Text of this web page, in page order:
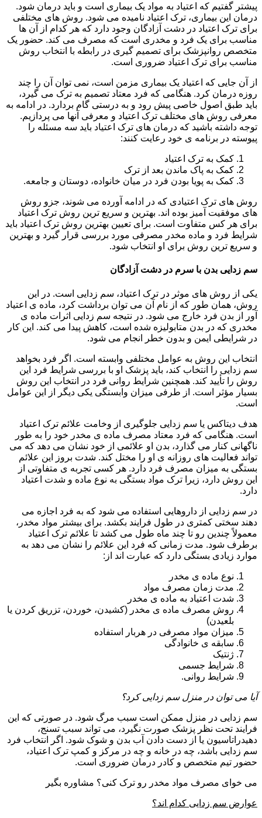
پیشتر گفتیم که اعتیاد به مواد یک بیماری است و باید درمان شود.
درمان این بیماری، ترک اعتیاد نامیده می شود. روش های مختلفی
برای ترک اعتیاد در دشت آزادگان وجود دارد که هر کدام از آن ها
مناسب برای یک فرد و مخدری است که مصرف می کند. حضور یک
متخصص روانپزشک برای تصمیم گیری در رابطه با انتخاب روش
مناسب برای ترک اعتیاد ضروری است.
از آن جایی که اعتیاد یک بیماری مزمن است، نمی توان آن را چند
روزه درمان کرد. هنگامی که فرد معتاد تصمیم به ترک می گیرد،
باید طبق اصول خاصی پیش رود و به درستی گام بردارد. در ادامه به
معرفی روش های مختلف ترک اعتیاد و معرفی آنها می پردازیم.
توجه داشته باشید که درمان های ترک اعتیاد باید سه مسئله را
پیوسته در برنامه ی خود رعایت کنند:
کمک به ترک اعتیاد
کمک به پاک ماندن بعد از ترک
کمک به پویا بودن فرد در میان خانواده، دوستان و جامعه.
روش های ترک اعتیادی که در ادامه آورده می شوند، جزو روش
های موفقیت آمیز بوده اند. بهترین و سریع ترین روش ترک اعتیاد
برای هر کس متفاوت است. برای تعیین بهترین روش ترک اعتیاد باید
شرایط فرد و ماده مخدر مصرفی مورد بررسی قرار گیرد و بهترین
و سریع ترین روش برای او انتخاب شود.
سم زدایی بدن با سرم در دشت آزادگان
یکی از روش های موثر در ترک اعتیاد، سم زدایی است. در این
روش، همان طور که از نام آن می توان برداشت کرد، ماده ی اعتیاد
آور از بدن فرد خارج می شود. در نتیجه سم زدایی اثرات ماده ی
مخدری که در بدن متابولیزه شده است، کاهش پیدا می کند. این کار
در شرایطی ایمن و بدون خطر انجام می شود.
انتخاب این روش به عوامل مختلفی وابسته است. اگر فرد بخواهد
سم زدایی را انتخاب کند، باید پزشک او با بررسی شرایط فرد این
روش را تأیید کند. همچنین شرایط روانی فرد در انتخاب این روش
بسیار مؤثر است. از طرفی میزان وابستگی یکی دیگر از این عوامل
است.
هدف دیتاکس یا سم زدایی جلوگیری از وخامت علائم ترک اعتیاد
است. هنگامی که فرد معتاد مصرف ماده ی مخدر خود را به طور
ناگهانی کنار می گذارد، بدن او علائمی از خود نشان می دهد که می
تواند فعالیت های روزانه ی او را مختل کند. شدت بروز این علائم
بستگی به میزان مصرف فرد دارد. هر کسی تجربه ی متفاوتی از
این روش دارد، زیرا ترک مواد بستگی به نوع ماده و شدت اعتیاد
دارد.
در سم زدایی از داروهایی استفاده می شود که به فرد اجازه می
دهند سختی کمتری در طول فرایند بکشد. برای بیشتر مواد مخدر،
معمولاً چندین رو تا چند ماه طول می کشد تا علائم ترک اعتیاد
برطرف شود. مدت زمانی که فرد این علائم را نشان می دهد به
موارد زیادی بستگی دارد که عبارت اند از:
نوع ماده ی مخدر
مدت زمان مصرف مواد
شدت اعتیاد به ماده ی مخدر
روش مصرف ماده ی مخدر (کشیدن، خوردن، تزریق کردن یا
بلعیدن)
میزان مواد مصرفی در هربار استفاده
سابقه ی خانوادگی
ژنتیک
شرایط جسمی
شرایط روانی.
آیا می توان در منزل سم زدایی کرد؟
سم زدایی در منزل ممکن است سبب مرگ شود. در صورتی که این
فرایند تحت نظر پزشک صورت نگیرد، می تواند سبب تسنج،
دهیدراتاسیون یا از دست دادن آب بدن و شوک شود. اگر انتخاب فرد
سم زدایی باشد، چه در خانه و چه در مرکز و کمپ ترک اعتیاد،
حضور تیم متخصص و کادر درمان ضروری است.
می خوای مصرف مواد مخدر رو ترک کنی؟ مشاوره بگیر
عوارض سم زدایی کدام اند؟